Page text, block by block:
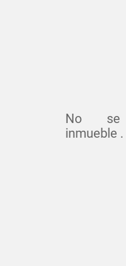
No se
inmueble .